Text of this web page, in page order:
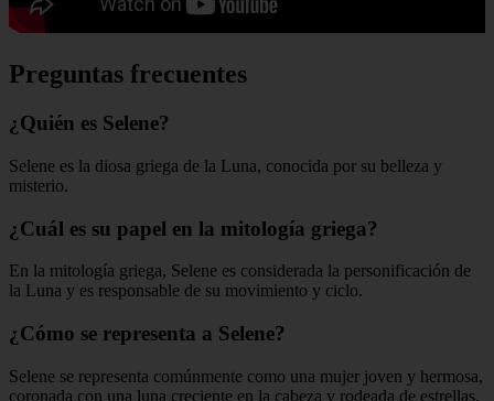
Preguntas frecuentes
¿Quién es Selene?
Selene es la diosa griega de la Luna, conocida por su belleza y
misterio.
¿Cuál es su papel en la mitología griega?
En la mitología griega, Selene es considerada la personificación de
la Luna y es responsable de su movimiento y ciclo.
¿Cómo se representa a Selene?
Selene se representa comúnmente como una mujer joven y hermosa,
coronada con una luna creciente en la cabeza y rodeada de estrellas.